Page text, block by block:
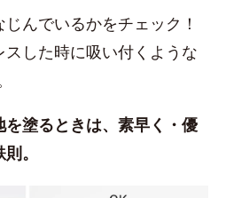
んでいるかをチェック！
した時に吸い付くような
塗るときは、素早く・優
。